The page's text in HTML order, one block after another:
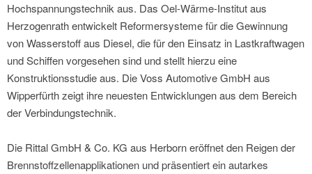
Hochspannungstechnik aus. Das Oel-Wärme-Institut aus
Herzogenrath entwickelt Reformersysteme für die Gewinnung
von Wasserstoff aus Diesel, die für den Einsatz in Lastkraftwagen
und Schiffen vorgesehen sind und stellt hierzu eine
Konstruktionsstudie aus. Die Voss Automotive GmbH aus
Wipperfürth zeigt ihre neuesten Entwicklungen aus dem Bereich
der Verbindungstechnik.
Die Rittal GmbH & Co. KG aus Herborn eröffnet den Reigen der
Brennstoffzellenapplikationen und präsentiert ein autarkes